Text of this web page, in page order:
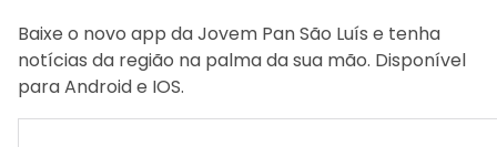
Baixe o novo app da Jovem Pan São Luís e tenha
notícias da região na palma da sua mão. Disponível
para Android e IOS.